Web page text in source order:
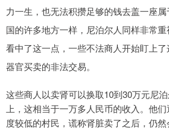
力一生，也无法积攒足够的钱去盖一座
国的许多地方一样，尼泊尔人同样非常
看中了这一点，一些不法商人开始盯上
器官买卖的非法交易。
这些商人以卖肾可以换取10到30万元尼
上，这相当于一万多人民币的收入。他
度较低的村民，谎称肾脏卖了之后，仍